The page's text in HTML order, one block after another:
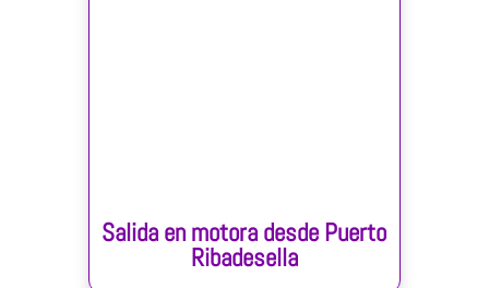
Salida en motora desde Puerto
Ribadesella